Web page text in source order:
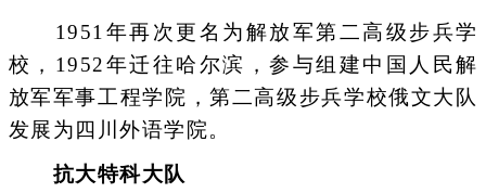
1951年再次更名为解放军第二高级步兵学
校，1952年迁往哈尔滨，参与组建中国人民解
放军军事工程学院，第二高级步兵学校俄文大队
发展为四川外语学院。
抗大特科大队